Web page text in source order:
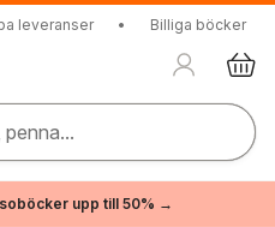
leveranser • Billiga böcker
upp till 50% →